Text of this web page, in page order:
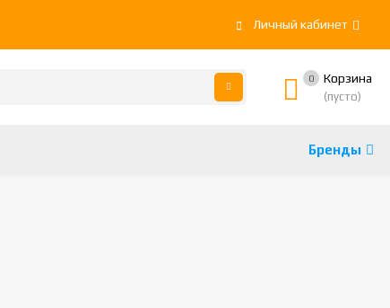
Личный кабинет
0 Корзина
(пусто)
Бренды